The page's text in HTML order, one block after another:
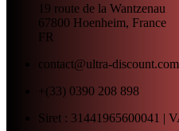
19 route de la Wantzenau
67800 Hoenheim, France
FR
contact@ultra-discount.com
+(33) 0390 208 898
Siret : 31441965600041 |